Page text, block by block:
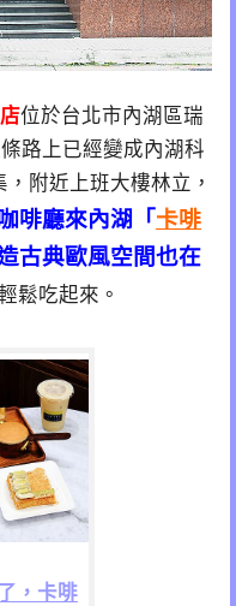
位於台北市內湖區瑞
路上已經變成內湖科
附近上班大樓林立，
啡廳來內湖「 卡啡
古典歐風空間也在
鬆吃起來。
，卡啡